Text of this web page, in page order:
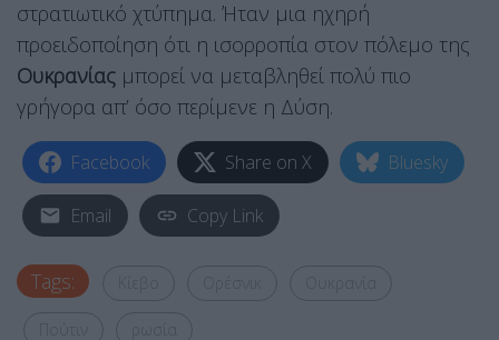
στρατιωτικό χτύπημα. Ήταν μια ηχηρή
προειδοποίηση ότι η ισορροπία στον πόλεμο της
Ουκρανίας μπορεί να μεταβληθεί πολύ πιο
γρήγορα απ’ όσο περίμενε η Δύση.
Facebook Share on X Bluesky
Email Copy Link
Tags: